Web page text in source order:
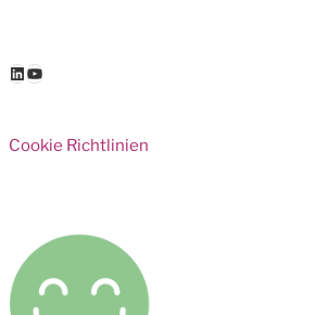
LinkedIn
YouTube
Cookie Richtlinien